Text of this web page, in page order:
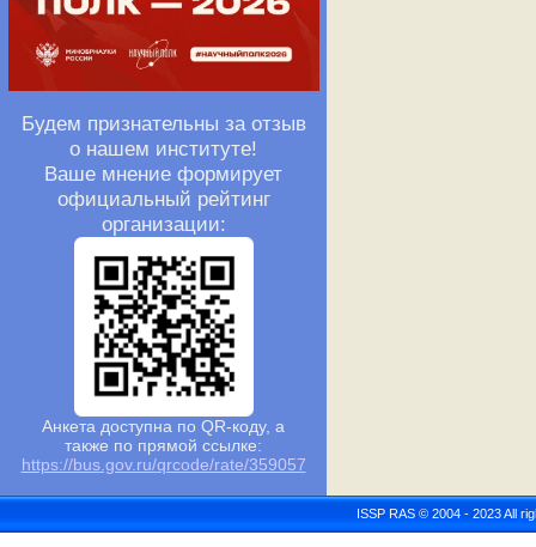
Будем признательны за отзыв
о нашем институте!
Ваше мнение формирует
официальный рейтинг
организации:
Анкета доступна по QR-коду, а
также по прямой ссылке:
https://bus.gov.ru/qrcode/rate/359057
ISSP RAS © 2004 - 2023 All